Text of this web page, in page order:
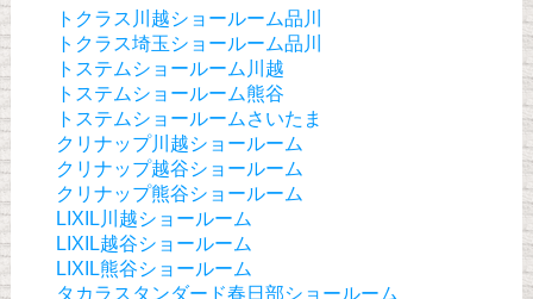
トクラス川越ショールーム品川
トクラス埼玉ショールーム品川
トステムショールーム川越
トステムショールーム熊谷
トステムショールームさいたま
クリナップ川越ショールーム
クリナップ越谷ショールーム
クリナップ熊谷ショールーム
LIXIL川越ショールーム
LIXIL越谷ショールーム
LIXIL熊谷ショールーム
タカラスタンダード春日部ショールーム